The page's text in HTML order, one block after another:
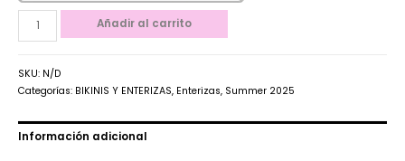
Añadir al carrito
SKU: N/D
Categorías: BIKINIS Y ENTERIZAS, Enterizas, Summer 2025
Información adicional